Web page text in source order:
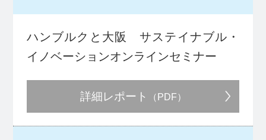
ハンブルクと大阪 サステイナブル・
イノベーションオンラインセミナー
詳細レポート （PDF）